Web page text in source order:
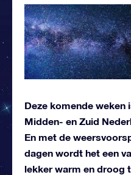
Deze komende weken
Midden- en Zuid
En met de
dagen wordt het een
lekker warm en droog